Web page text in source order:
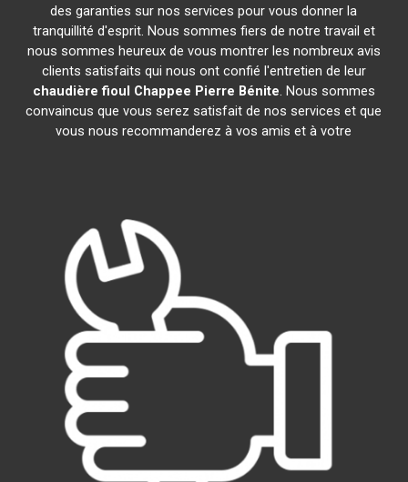
des garanties sur nos services pour vous donner la
tranquillité d'esprit. Nous sommes fiers de notre travail et
nous sommes heureux de vous montrer les nombreux avis
clients satisfaits qui nous ont confié l'entretien de leur
chaudière fioul Chappee Pierre Bénite. Nous sommes
convaincus que vous serez satisfait de nos services et que
vous nous recommanderez à vos amis et à votre